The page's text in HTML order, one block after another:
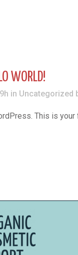
WORLD!
in Uncategorized
This is